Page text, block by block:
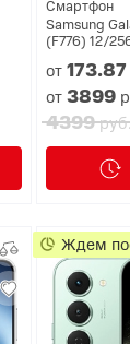
Смартфон
Samsung
(F776) 12/
от173.87
от3899
4399
Ждем